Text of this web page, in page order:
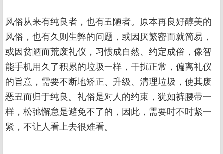
风俗从来有纯良者，也有丑陋者。原本再良好醇美的
风俗，也有久则生弊的问题，或因厌繁密而就简易，
或因贫陋而荒废礼仪，习惯成自然、约定成俗，像智
能手机用久了积累的垃圾一样，干扰正常，偏离礼仪
的旨意，需要不断地矫正、升级、清理垃圾，使其废
恶丑而归于纯良。礼俗是对人的约束，犹如裤腰带一
样，松弛懈怠是避免不了的，因此，需要时不时紧一
紧，不让人看上去很难看。